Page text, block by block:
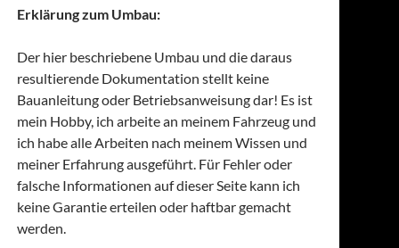
Erklärung zum Umbau:
Der hier beschriebene Umbau und die daraus
resultierende Dokumentation stellt keine
Bauanleitung oder Betriebsanweisung dar! Es ist
mein Hobby, ich arbeite an meinem Fahrzeug und
ich habe alle Arbeiten nach meinem Wissen und
meiner Erfahrung ausgeführt. Für Fehler oder
falsche Informationen auf dieser Seite kann ich
keine Garantie erteilen oder haftbar gemacht
werden.